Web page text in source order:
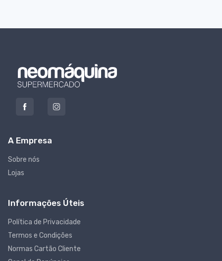
A Empresa
Sobre nós
Lojas
Informações Úteis
Política de Privacidade
Termos e Condições
Normas Cartão Cliente